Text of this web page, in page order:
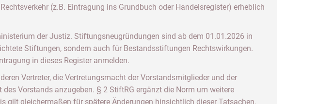
(z.B. Eintragung ins Grundbuch oder Handelsregister) erheblich
der Justiz. Stiftungsneugründungen sind ab dem 01.01.2026 in
Stiftungen, sondern auch für Bestandsstiftungen Rechtswirkungen.
in dieses Register anmelden.
Vertreter, die Vertretungsmacht der Vorstandsmitglieder und der
Vorstands anzugeben. § 2 StiftRG ergänzt die Norm um weitere
gilt gleichermaßen für spätere Änderungen hinsichtlich dieser Tatsachen.